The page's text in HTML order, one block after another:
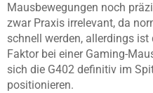
Mausbewegungen noch
zwar Praxis irrelevant, da
schnell werden, allerdings
Faktor bei einer Gaming-
sich die G402 definitiv im
positionieren.